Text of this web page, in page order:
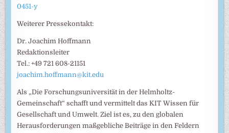
0451-y
Weiterer Pressekontakt:
Dr. Joachim Hoffmann
Redaktionsleiter
Tel.: +49 721 608-21151
joachim.hoffmann@kit.edu
Als „Die Forschungsuniversität in der Helmholtz-
Gemeinschaft“ schafft und vermittelt das KIT Wissen für
Gesellschaft und Umwelt. Ziel ist es, zu den globalen
Herausforderungen maßgebliche Beiträge in den Feldern